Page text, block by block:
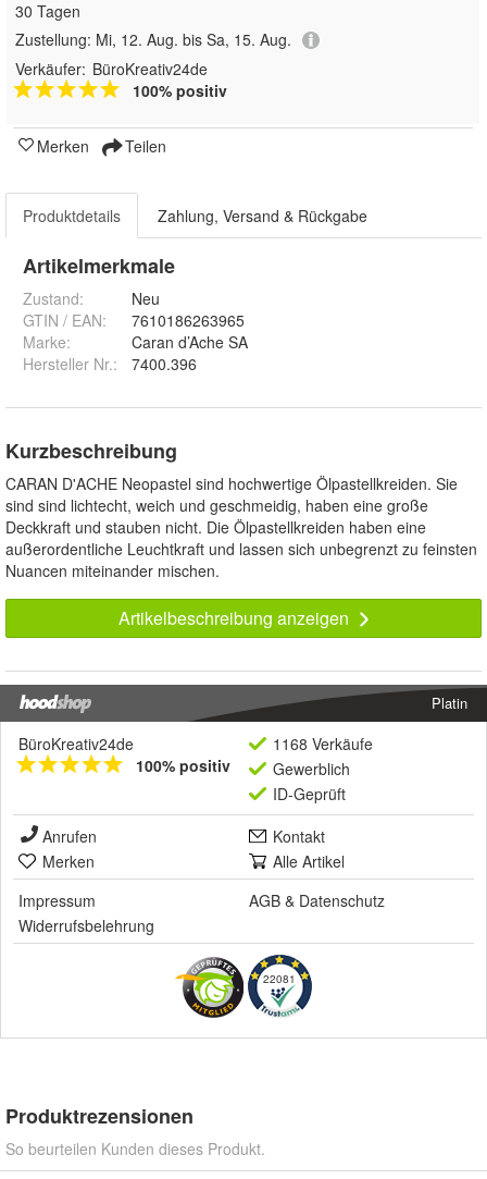
30 Tagen
Zustellung: Mi, 12. Aug. bis Sa, 15. Aug.
Verkäufer: BüroKreativ24de
100% positiv
Merken Teilen
Produktdetails Zahlung, Versand & Rückgabe
Artikelmerkmale
Zustand:
Neu
GTIN / EAN:
7610186263965
Marke:
Caran d’Ache SA
Hersteller Nr.:
7400.396
Kurzbeschreibung
CARAN D'ACHE Neopastel sind hochwertige Ölpastellkreiden. Sie
sind sind lichtecht, weich und geschmeidig, haben eine große
Deckkraft und stauben nicht. Die Ölpastellkreiden haben eine
außerordentliche Leuchtkraft und lassen sich unbegrenzt zu feinsten
Nuancen miteinander mischen.
Artikelbeschreibung anzeigen
Platin
BüroKreativ24de
100% positiv
1168 Verkäufe
Gewerblich
ID-Geprüft
Anrufen
Kontakt
Merken
Alle Artikel
Impressum
AGB & Datenschutz
Widerrufsbelehrung
22081
Produktrezensionen
So beurteilen Kunden dieses Produkt.